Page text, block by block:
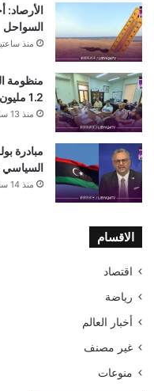
الأرصاد:
السواحل
منذ
منظومة
1.2 مليون متر مكعب يوميًا
منذ 13 ساعة
مبادرة
السياسي
منذ 14 ساعة
الاقسام
اقتصاد
رياضة
أخبار العالم
غير مصنف
منوعات